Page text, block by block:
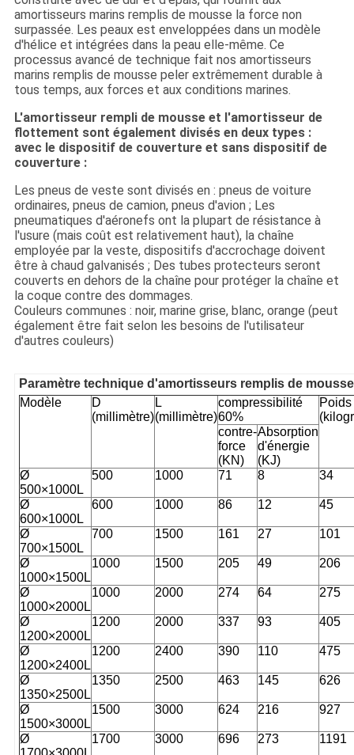
amortisseurs marins remplis de mousse la force non
surpassée. Les peaux est enveloppées dans un modèle
d'hélice et intégrées dans la peau elle-même. Ce
processus avancé de technique fait nos amortisseurs
marins remplis de mousse peler extrêmement durable à
tous temps, aux forces et aux conditions marines.
L'amortisseur rempli de mousse et l'amortisseur de
flottement sont également divisés en deux types :
avec le dispositif de couverture et sans dispositif de
couverture :
Les pneus de veste sont divisés en : pneus de voiture
ordinaires, pneus de camion, pneus d'avion ; Les
pneumatiques d'aéronefs ont la plupart de résistance à
l'usure (mais coût est relativement haut), la chaîne
employée par la veste, dispositifs d'accrochage doivent
être à chaud galvanisés ; Des tubes protecteurs seront
couverts en dehors de la chaîne pour protéger la chaîne et
la coque contre des dommages.
Couleurs communes : noir, marine grise, blanc, orange (peut
également être fait selon les besoins de l'utilisateur
d'autres couleurs)
Paramètre technique d'amortisseurs remplis de mousse
Modèle
D
(millimètre)
L
(millimètre)
compressibilité
60%
Poids
contre-
force
(KN)
Absorption
d'énergie
(KJ)
Ø
500×1000L
500 1000 71 8 34
Ø
600×1000L
600 1000 86 12 45
Ø
700×1500L
700 1500 161 27 101
Ø
1000×1500L
1000 1500 205 49 206
Ø
1000×2000L
1000 2000 274 64 275
Ø
1200×2000L
1200 2000 337 93 405
Ø
1200×2400L
1200 2400 390 110 475
Ø
1350×2500L
1350 2500 463 145 626
Ø
1500×3000L
1500 3000 624 216 927
Ø
1700 3000 696 273 1191